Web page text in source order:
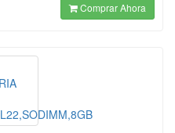
Comprar Ahora